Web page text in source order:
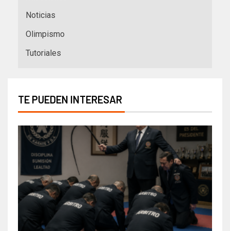
Noticias
Olimpismo
Tutoriales
TE PUEDEN INTERESAR